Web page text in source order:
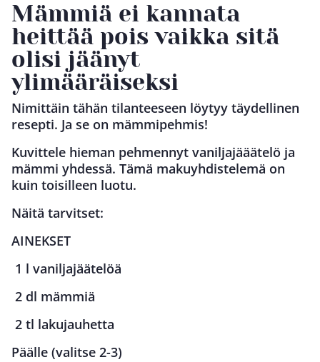
Mämmiä ei kannata
heittää pois vaikka sitä
olisi jäänyt
ylimääräiseksi
Nimittäin tähän tilanteeseen löytyy täydellinen
resepti. Ja se on mämmipehmis!
Kuvittele hieman pehmennyt vaniljajääätelö ja
mämmi yhdessä. Tämä makuyhdistelemä on
kuin toisilleen luotu.
Näitä tarvitset:
AINEKSET
1 l vaniljajäätelöä
2 dl mämmiä
2 tl lakujauhetta
Päälle (valitse 2-3)